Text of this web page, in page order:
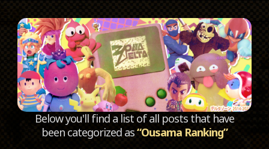
Below you'll find a list of all posts that have
been categorized as“Ousama Ranking”